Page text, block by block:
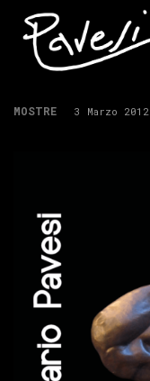
MOSTRE 3 Marzo 2012